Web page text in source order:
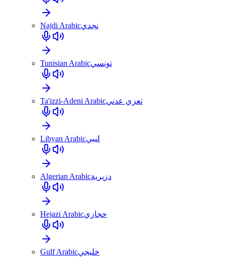
Najdi Arabicنجدي
Tunisian Arabicتونسي
Ta'izzi-Adeni Arabicتعزي عدني
Libyan Arabicليبي
Algerian Arabicدزيرية
Hejazi Arabicحجازي
Gulf Arabicخليجي